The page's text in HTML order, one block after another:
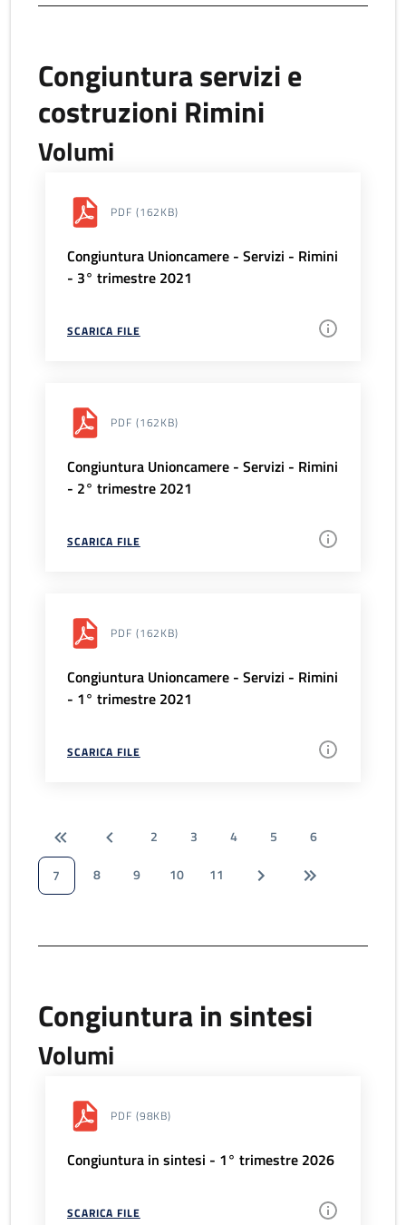
Congiuntura servizi e
costruzioni Rimini
Volumi
PDF (162KB)
Congiuntura Unioncamere - Servizi - Rimini
- 3° trimestre 2021
SCARICA FILE
PDF (162KB)
Congiuntura Unioncamere - Servizi - Rimini
- 2° trimestre 2021
SCARICA FILE
PDF (162KB)
Congiuntura Unioncamere - Servizi - Rimini
- 1° trimestre 2021
SCARICA FILE
2 3 4 5
6
7
8 9 10 11
Congiuntura in sintesi
Volumi
PDF (98KB)
Congiuntura in sintesi - 1° trimestre 2026
SCARICA FILE